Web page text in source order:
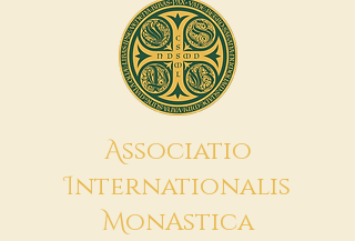
Associatio
Internationalis
MonAstica